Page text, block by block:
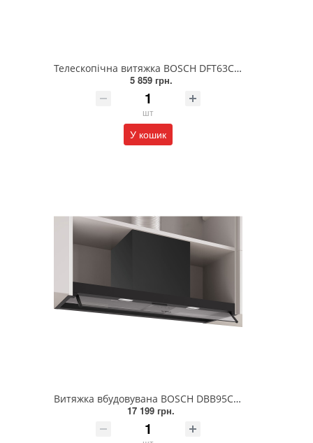
Телескопічна витяжка BOSCH DFT63CA51T
5 859 грн.
шт
У кошик
Витяжка вбудовувана BOSCH DBB95CC60
17 199 грн.